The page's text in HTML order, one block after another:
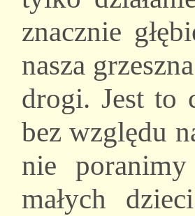
znacznie
nasza
drogi. Jest to
bez względu
nie
małych